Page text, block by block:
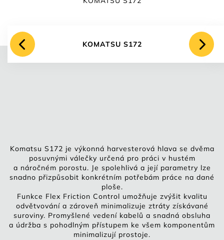
KOMATSU S172
Komatsu S172 je výkonná harvesterová hlava se dvěma
posuvnými válečky určená pro práci v hustém
a náročném porostu. Je spolehlivá a její parametry lze
snadno přizpůsobit konkrétním potřebám práce na dané
ploše.
Funkce Flex Friction Control umožňuje zvýšit kvalitu
odvětvování a zároveň minimalizuje ztráty získávané
suroviny. Promyšlené vedení kabelů a snadná obsluha
a údržba s pohodlným přístupem ke všem komponentům
minimalizují prostoje.